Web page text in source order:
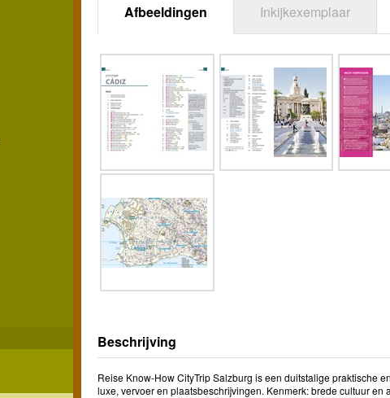
Afbeeldingen Inkijkexemplaar
Beschrijving
Reise Know-How CityTrip Salzburg is een duitstalige praktische
luxe, vervoer en plaatsbeschrijvingen. Kenmerk: brede cultuur